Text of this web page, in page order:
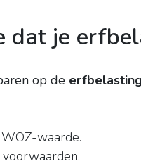
dat je
op de
waarde.